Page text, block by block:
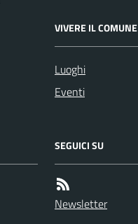
VIVERE IL COMUNE
Luoghi
Eventi
SEGUICI SU
Newsletter